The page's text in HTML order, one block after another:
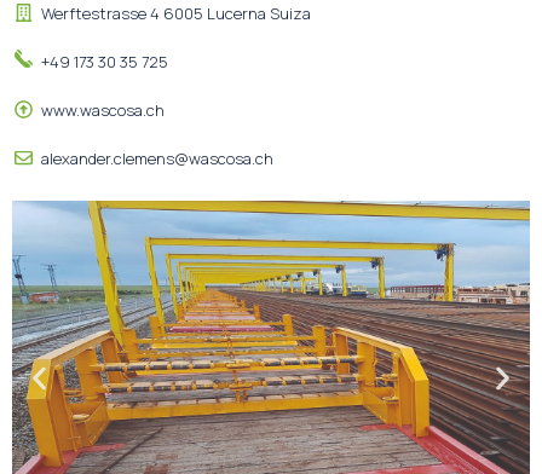
Werftestrasse 4 6005 Lucerna Suiza
+49 173 30 35 725
www.wascosa.ch
alexander.clemens@wascosa.ch